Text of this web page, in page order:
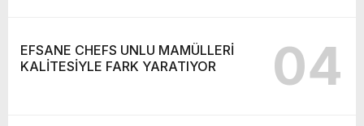
EFSANE CHEFS UNLU MAMÜLLERİ
KALİTESİYLE FARK YARATIYOR
04